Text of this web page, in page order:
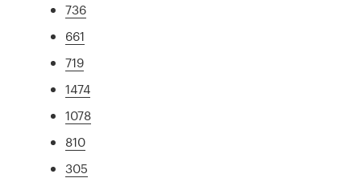
736
661
719
1474
1078
810
305